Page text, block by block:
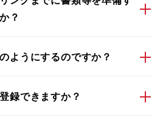
？
ようにするのですか？
録できますか？